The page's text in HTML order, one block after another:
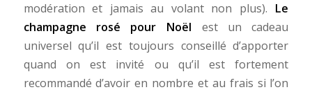
modération et jamais au volant non plus). Le
champagne rosé pour Noël est un cadeau
universel qu’il est toujours conseillé d’apporter
quand on est invité ou qu’il est fortement
recommandé d’avoir en nombre et au frais si l’on